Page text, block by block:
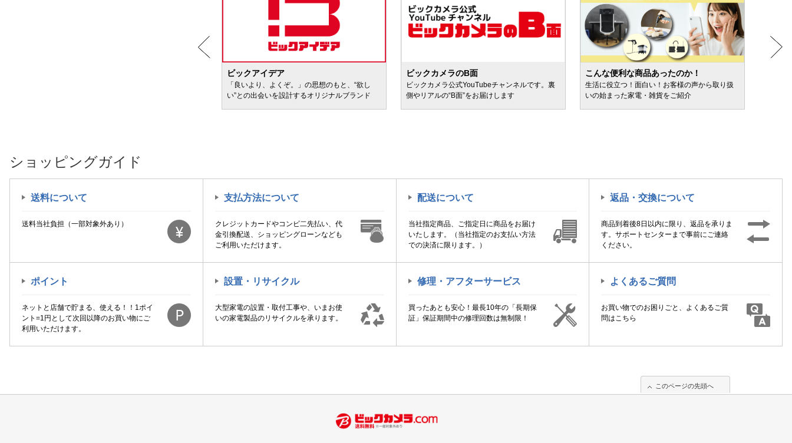
ビックアイデア
「良いより、よくぞ。」の思想のもと、“欲し
い”との出会いを設計するオリジナルブランド
ビックカメラのB面
ビックカメラ公式YouTubeチャンネルです。裏
側やリアルの“B面”をお届けします
こんな便利な商品あったのか！
生活に役立つ！面白い！お客様の声から取り扱
いの始まった家電・雑貨をご紹介
ショッピングガイド
送料について
送料当社負担（一部対象外あり）
支払方法について
クレジットカードやコンビ二先払い、代
金引換配送、ショッピングローンなども
ご利用いただけます。
配送について
当社指定商品、ご指定日に商品をお届け
いたします。（当社指定のお支払い方法
での決済に限ります。）
返品・交換について
商品到着後8日以内に限り、返品を承りま
す。サポートセンターまで事前にご連絡
ください。
ポイント
ネットと店舗で貯まる、使える！！1ポイ
ント=1円として次回以降のお買い物にご
利用いただけます。
設置・リサイクル
大型家電の設置・取付工事や、いまお使
いの家電製品のリサイクルを承ります。
修理・アフターサービス
買ったあとも安心！最長10年の「長期保
証」保証期間中の修理回数は無制限！
よくあるご質問
お買い物でのお困りごと、よくあるご質
問はこちら
このページの先頭へ